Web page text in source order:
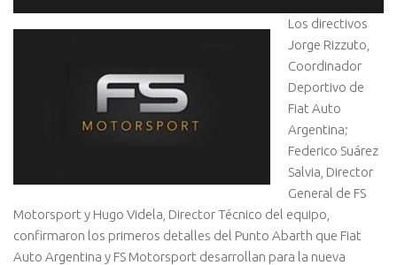
Los directivos
Jorge Rizzuto,
Coordinador
Deportivo de
Fiat Auto
Argentina;
Federico Suárez
Salvia, Director
General de FS
Motorsport y Hugo Videla, Director Técnico del equipo,
confirmaron los primeros detalles del Punto Abarth que Fiat
Auto Argentina y FS Motorsport desarrollan para la nueva